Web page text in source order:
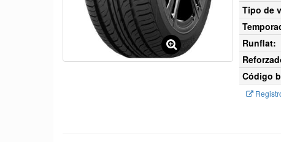
Tipo de
Runflat:
Código